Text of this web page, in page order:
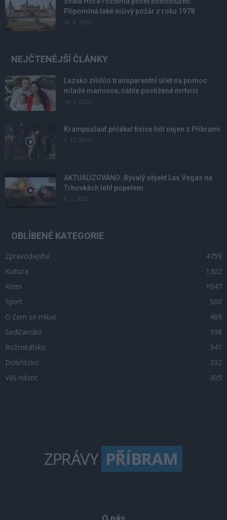
Připomíná také ničivý požár z roku 1978
10. 8. 2026
NEJČTENĚJŠÍ ČLÁNKY
Lazsko zřídilo transparentní účet na pomoc
mladé mamince, náhle postižené mrtvicí
14. 2. 2023
Krampuslauf přilákal tisíce lidí nejen z Příbrami
2. 12. 2016
AKTUALIZOVÁNO: Bývalý objekt Las Vegas na
Trhovkách lehl popelem
8. 7. 2023
OBLÍBENÉ KATEGORIE
Zpravodajství
4759
Kultura
1302
Krimi
1047
Sport
500
O čem se mluví
469
Sedlčansko
398
Rožmitálsko
341
Dobříšsko
332
Váš názor
305